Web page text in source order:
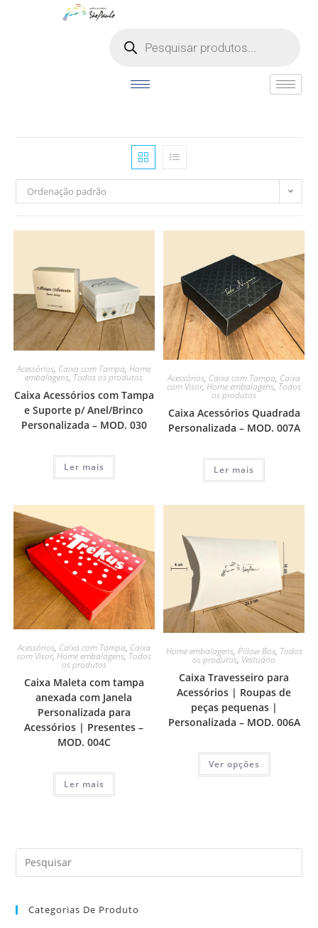
Ordenação padrão
Acessórios, Caixa com Tampa,Home
embalagens, Todos os produtos
Caixa Acessórios com Tampa
e Suporte p/ Anel/Brinco
Personalizada – MOD. 030
Ler mais
Acessórios, Caixa com Tampa, Caixa
com Visor,Home embalagens, Todos
os produtos
Caixa Acessórios Quadrada
Personalizada – MOD. 007A
Ler mais
Acessórios, Caixa com Tampa, Caixa
com Visor, Home embalagens, Todos
os produtos
Caixa Maleta com tampa
anexada com Janela
Personalizada para
Acessórios | Presentes –
MOD. 004C
Ler mais
Home embalagens, Pillow Box, Todos
os produtos, Vestuário
Caixa Travesseiro para
Acessórios | Roupas de
peças pequenas |
Personalizada – MOD. 006A
Ver opções
Categorias De Produto